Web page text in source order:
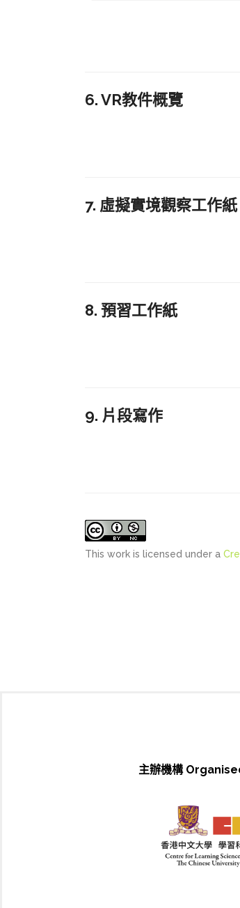
6. VR教件概覽
7. 虛擬實境觀察工作紙
8. 預習工作紙
9. 片段寫作
This work is licensed under a
主辦機構